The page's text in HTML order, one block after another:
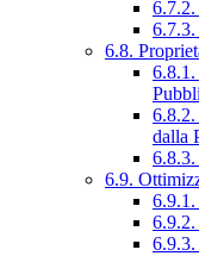
6.8.
dalla
6.8.3.
6.9.
6.9.3.